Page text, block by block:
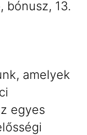
bónusz, 13.
amelyek
egyes